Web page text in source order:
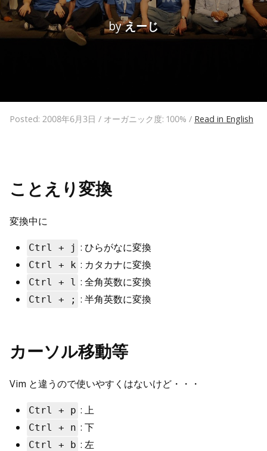
byえーじ
Posted: 2008年6月3日 / オーガニック度: 100% / Read in English
ことえり変換
変換中に
Ctrl + j : ひらがなに変換
Ctrl + k : カタカナに変換
Ctrl + l : 全角英数に変換
Ctrl + ; : 半角英数に変換
カーソル移動等
Vim と違うので使いやすくはないけど・・・
Ctrl + p : 上
Ctrl + n : 下
Ctrl + b : 左